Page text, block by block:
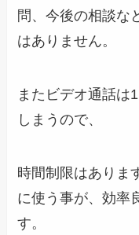
問、今後の相談な
はありません。
またビデオ通話は
しまうので、
時間制限はありま
に使う事が、効率
す。